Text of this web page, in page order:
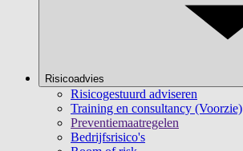
Risicoadvies
Risicogestuurd adviseren
Training en consultancy (Voorzie)
Preventiemaatregelen
Bedrijfsrisico's